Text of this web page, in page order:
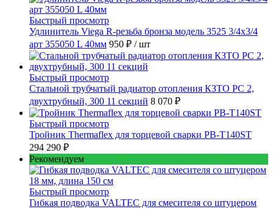
Быстрый просмотр
Удлинитель Viega R-резьба бронза модель 3525 3/4x3/4
арт 355050 L 40мм 950 ₽ / шт
Быстрый просмотр
Стальной трубчатый радиатор отопления КЗТО РС 2,
двухтрубный, 300 11 секций 8 070 ₽
Быстрый просмотр
Тройник Thermaflex для торцевой сварки PB-T140ST
294 290 ₽
Рекомендуем
Быстрый просмотр
Гибкая подводка VALTEC для смесителя со штуцером